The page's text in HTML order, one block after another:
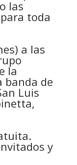
las
toda
a las
la
banda de
Luis
y